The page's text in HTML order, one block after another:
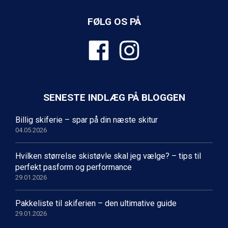
Wagrain fra DKK 4.645
Fieberbrunn fra DKK 6.145
St. Anton fra DKK 7.245
Ponte di Legno fra DKK 4.745
Alleghe fra DKK 5.595
Bad Gastein fra DKK 4.195
Arabba fra DKK 7.045
La Thuile fra DKK 4.595
Val Thorens fra DKK 5.395
Cervinia fra DKK 5.295
Saalbach fra DKK 5.945
Sölden fra DKK 8.445
FØLG OS PÅ
SENESTE INDLÆG PÅ BLOGGEN
Billig skiferie – spar på din næste skitur
04.05.2026
Hvilken størrelse skistøvle skal jeg vælge? – tips til
perfekt pasform og performance
29.01.2026
Pakkeliste til skiferien – den ultimative guide
29.01.2026